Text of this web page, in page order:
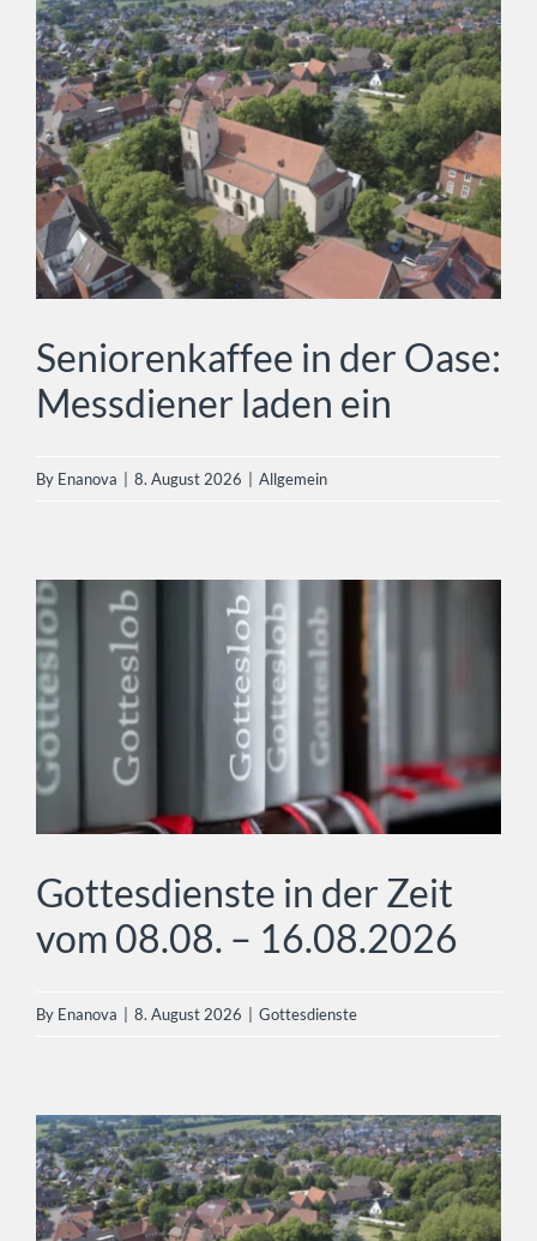
Vereine & Verbände
Rat & Hilfe
Kontakt
Seniorenkaffee in der Oase:
Messdiener laden ein
Allgemein
Seniorenkaffee in der Oase:
Messdiener laden ein
By Enanova 8. August 2026 Allgemein
Gottesdienste in der Zeit vom
08.08. – 16.08.2026
Gottesdienste
Gottesdienste in der Zeit
vom 08.08. – 16.08.2026
By Enanova 8. August 2026 Gottesdienste